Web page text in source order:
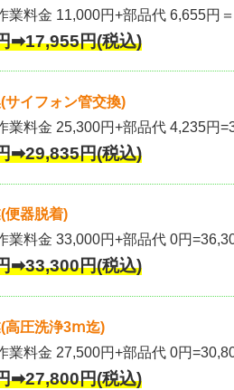
業料金 11,000円+部品代 6,655円
➡17,955円(税込)
サイフォン管交換)
業料金 25,300円+部品代 4,235円
➡29,835円(税込)
便器脱着)
業料金 33,000円+部品代 0円
➡33,300円(税込)
高圧洗浄3ⅿ迄)
業料金 27,500円+部品代 0円
➡27,800円(税込)